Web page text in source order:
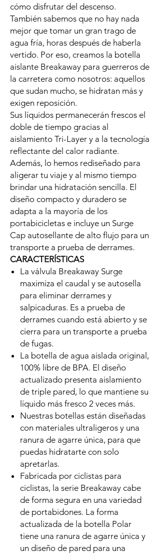
cómo disfrutar del descenso.
También sabemos que no hay nada
mejor que tomar un gran trago de
agua fría, horas después de haberla
vertido. Por eso, creamos la botella
aislante Breakaway para guerreros de
la carretera como nosotros: aquellos
que sudan mucho, se hidratan más y
exigen reposición.
Sus líquidos permanecerán frescos el
doble de tiempo gracias al
aislamiento Tri-Layer y a la tecnología
reflectante del calor radiante.
Además, lo hemos rediseñado para
aligerar tu viaje y al mismo tiempo
brindar una hidratación sencilla. El
diseño compacto y duradero se
adapta a la mayoría de los
portabicicletas e incluye un Surge
Cap autosellante de alto flujo para un
transporte a prueba de derrames.
CARACTERÍSTICAS
La válvula Breakaway Surge
maximiza el caudal y se autosella
para eliminar derrames y
salpicaduras. Es a prueba de
derrames cuando está abierto y se
cierra para un transporte a prueba
de fugas.
La botella de agua aislada original,
100% libre de BPA. El diseño
actualizado presenta aislamiento
de triple pared, lo que mantiene su
líquido más fresco 2 veces más.
Nuestras botellas están diseñadas
con materiales ultraligeros y una
ranura de agarre única, para que
puedas hidratarte con solo
apretarlas.
Fabricada por ciclistas para
ciclistas, la serie Breakaway cabe
de forma segura en una variedad
de portabidones. La forma
actualizada de la botella Polar
tiene una ranura de agarre única y
un diseño de pared para una